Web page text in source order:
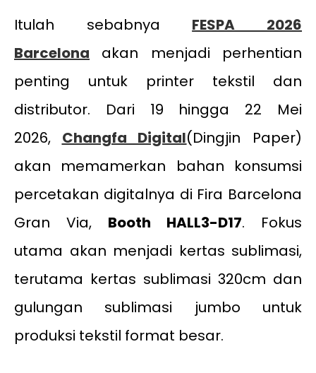
Itulah sebabnya FESPA 2026
Barcelona akan menjadi perhentian
penting untuk printer tekstil dan
distributor. Dari 19 hingga 22 Mei
2026,
Changfa Digital(Dingjin Paper)
akan memamerkan bahan konsumsi
percetakan digitalnya di Fira Barcelona
Gran Via, Booth HALL3-D17. Fokus
utama akan menjadi kertas sublimasi,
terutama kertas sublimasi 320cm dan
gulungan sublimasi jumbo untuk
produksi tekstil format besar.